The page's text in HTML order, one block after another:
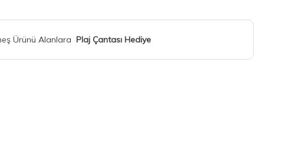
Ürünü Alanlara Plaj Çantası Hediye